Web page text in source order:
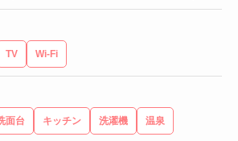
TV Wi-Fi
面台 キッチン 洗濯機 温泉